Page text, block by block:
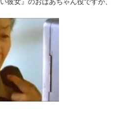
彼女』のおばあちゃん役ですが、